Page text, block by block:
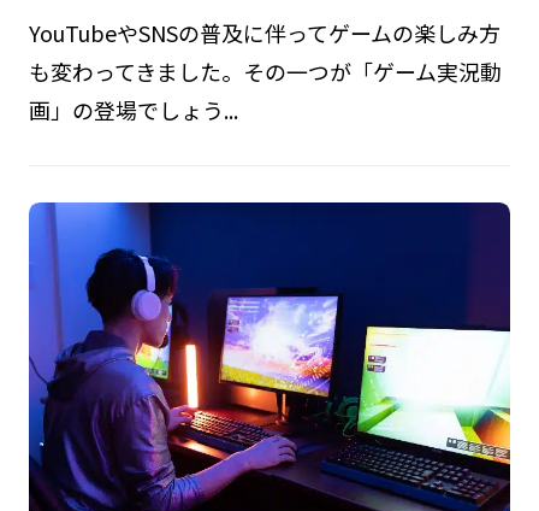
YouTubeやSNSの普及に伴ってゲームの楽しみ方
も変わってきました。その一つが「ゲーム実況動
画」の登場でしょう...